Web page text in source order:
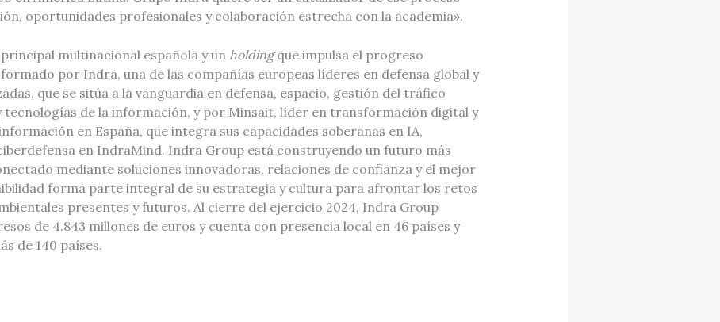
oportunidades profesionales y colaboración estrecha con la academia».
multinacional española y unholdingque impulsa el progreso
por Indra, una de las compañías europeas líderes en defensa global y
que se sitúa a la vanguardia en defensa, espacio, gestión del tráfico
tecnologías de la información, y por Minsait, líder en transformación digital y
en España, que integra sus capacidades soberanas en IA,
en IndraMind. Indra Group está construyendo un futuro más
mediante soluciones innovadoras, relaciones de confianza y el mejor
forma parte integral de su estrategia y cultura para afrontar los retos
presentes y futuros. Al cierre del ejercicio 2024, Indra Group
de 4.843 millones de euros y cuenta con presencia local en 46 países y
de 140 países.